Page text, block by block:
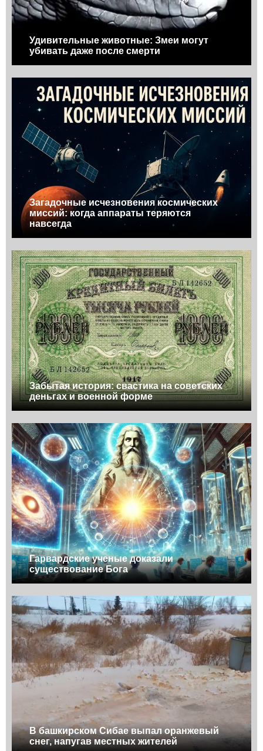
Удивительные животные: Змеи могут
убивать даже после смерти
Загадочные исчезновения космических
миссий: когда аппараты теряются
навсегда
Забытая история: свастика на советских
деньгах и военной форме
Гарвардские ученые доказали
существование Бога
В башкирском Сибае выпал оранжевый
снег, напугав местных жителей